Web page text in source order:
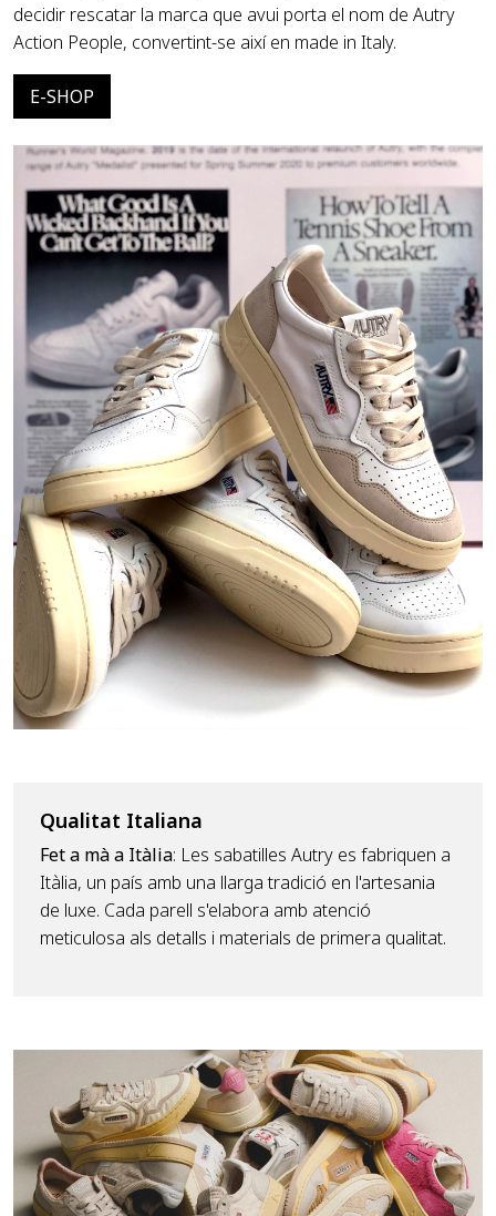
decidir rescatar la marca que avui porta el nom de Autry
Action People, convertint-se així en made in Italy.
E-SHOP
Qualitat Italiana
Fet a mà a Itàlia: Les sabatilles Autry es fabriquen a
Itàlia, un país amb una llarga tradició en l'artesania
de luxe. Cada parell s'elabora amb atenció
meticulosa als detalls i materials de primera qualitat.